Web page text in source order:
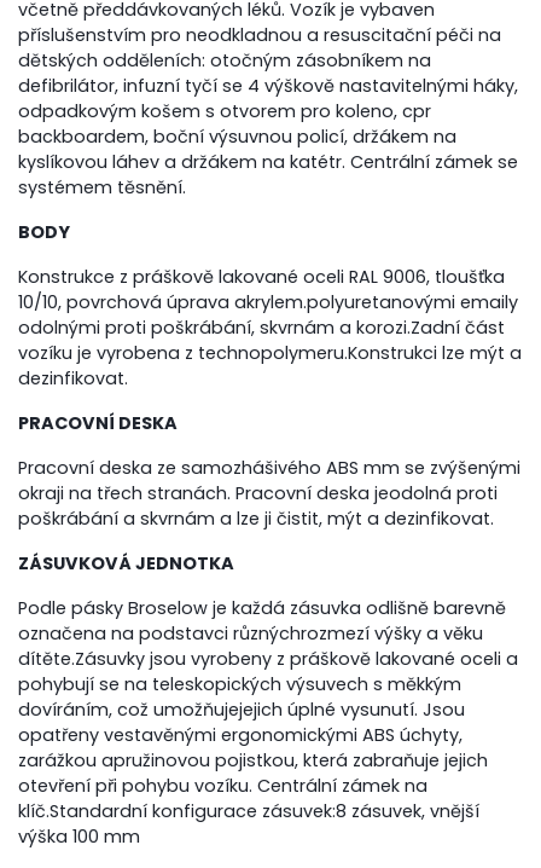
včetně předdávkovaných léků. Vozík je vybaven
příslušenstvím pro neodkladnou a resuscitační péči na
dětských odděleních: otočným zásobníkem na
defibrilátor, infuzní tyčí se 4 výškově nastavitelnými háky,
odpadkovým košem s otvorem pro koleno, cpr
backboardem, boční výsuvnou policí, držákem na
kyslíkovou láhev a držákem na katétr. Centrální zámek se
systémem těsnění.
BODY
Konstrukce z práškově lakované oceli RAL 9006, tloušťka
10/10, povrchová úprava akrylem.polyuretanovými emaily
odolnými proti poškrábání, skvrnám a korozi.Zadní část
vozíku je vyrobena z technopolymeru.Konstrukci lze mýt a
dezinfikovat.
PRACOVNÍ DESKA
Pracovní deska ze samozhášivého ABS mm se zvýšenými
okraji na třech stranách. Pracovní deska jeodolná proti
poškrábání a skvrnám a lze ji čistit, mýt a dezinfikovat.
ZÁSUVKOVÁ JEDNOTKA
Podle pásky Broselow je každá zásuvka odlišně barevně
označena na podstavci různýchrozmezí výšky a věku
dítěte.Zásuvky jsou vyrobeny z práškově lakované oceli a
pohybují se na teleskopických výsuvech s měkkým
dovíráním, což umožňujejejich úplné vysunutí. Jsou
opatřeny vestavěnými ergonomickými ABS úchyty,
zarážkou apružinovou pojistkou, která zabraňuje jejich
otevření při pohybu vozíku. Centrální zámek na
klíč.Standardní konfigurace zásuvek:8 zásuvek, vnější
výška 100 mm